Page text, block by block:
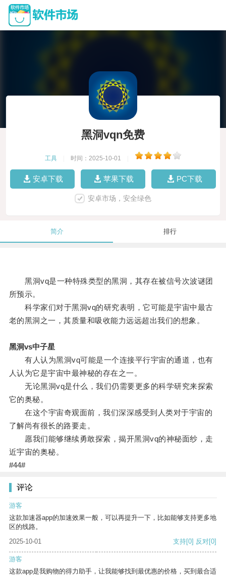
黑洞vqn免费
工具 时间：2025-10-01
安卓下载 苹果下载 PC下载
安卓市场，安全绿色
简介 排行
黑洞vq是一种特殊类型的黑洞，其存在被信号次波谜团
所预示。
科学家们对于黑洞vq的研究表明，它可能是宇宙中最古
老的黑洞之一，其质量和吸收能力远远超出我们的想象。
黑洞vs中子星
有人认为黑洞vq可能是一个连接平行宇宙的通道，也有
人认为它是宇宙中最神秘的存在之一。
无论黑洞vq是什么，我们仍需要更多的科学研究来探索
它的奥秘。
在这个宇宙奇观面前，我们深深感受到人类对于宇宙的
了解尚有很长的路要走。
愿我们能够继续勇敢探索，揭开黑洞vq的神秘面纱，走
近宇宙的奥秘。
#44#
评论
游客
这款加速器app的加速效果一般，可以再提升一下，比如能够支持更多地
区的线路。
2025-10-01
支持[0] 反对[0]
游客
这款app是我购物的得力助手，让我能够找到最优惠的价格，买到最合适